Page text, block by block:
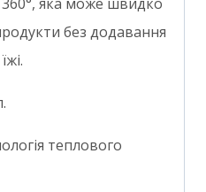
без додавання
теплового